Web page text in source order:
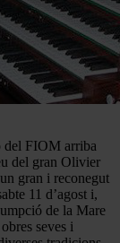
del FIOM arriba
del gran Olivier
gran i reconegut
11 d’agost i,
de la Mare
seves i